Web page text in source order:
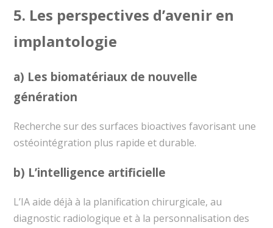
5. Les perspectives d’avenir en
implantologie
a) Les biomatériaux de nouvelle
génération
Recherche sur des surfaces bioactives favorisant une
ostéointégration plus rapide et durable.
b) L’intelligence artificielle
L’IA aide déjà à la planification chirurgicale, au
diagnostic radiologique et à la personnalisation des